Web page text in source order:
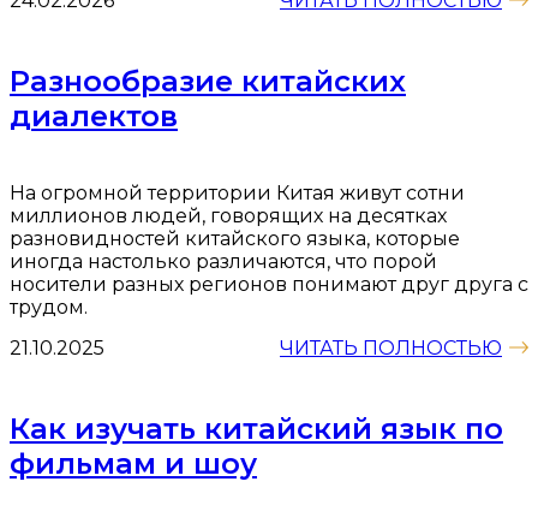
Разнообразие китайских
диалектов
21.10.2025
На огромной территории Китая живут сотни
миллионов людей, говорящих на десятках
разновидностей китайского языка, которые
иногда настолько различаются, что порой
носители разных регионов понимают друг друга с
трудом.
ЧИТАТЬ ПОЛНОСТЬЮ
Как изучать китайский язык по
фильмам и шоу